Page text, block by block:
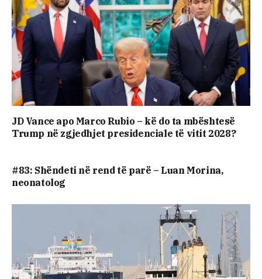
JD Vance apo Marco Rubio – kë do ta mbështesë
Trump në zgjedhjet presidenciale të vitit 2028?
#83: Shëndeti në rend të parë – Luan Morina,
neonatolog